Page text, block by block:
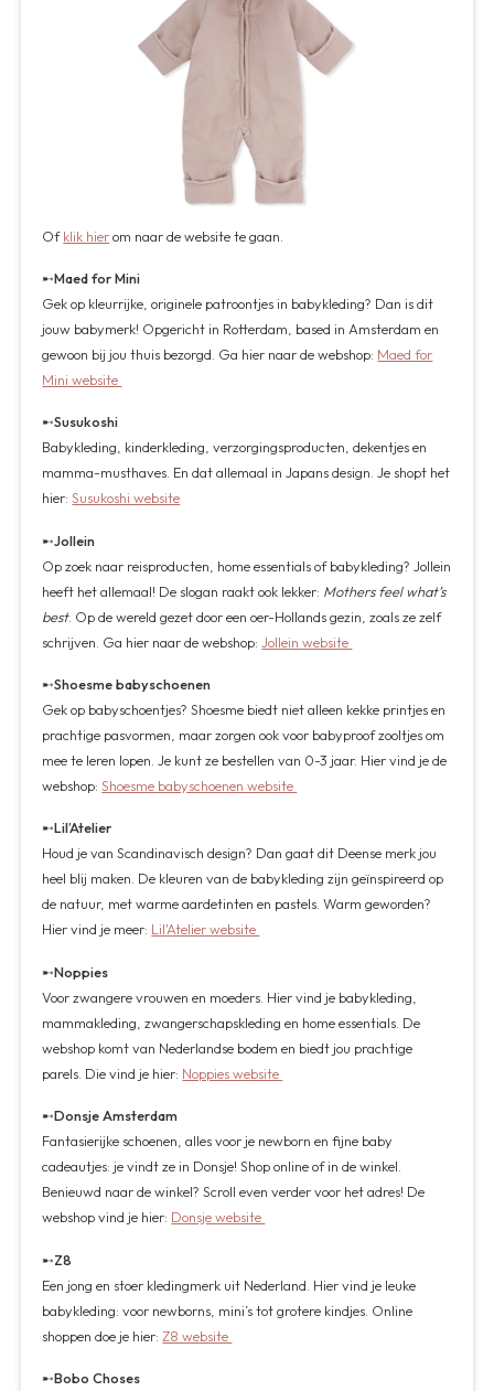
Ofklik hierom naar de website te gaan.
➸Maed for Mini
Gek op kleurrijke, originele patroontjes in babykleding? Dan is dit
jouw babymerk! Opgericht in Rotterdam, based in Amsterdam en
gewoon bij jou thuis bezorgd. Ga hier naar de webshop: Maed for
Mini website
➸Susukoshi
Babykleding, kinderkleding, verzorgingsproducten, dekentjes en
mamma-musthaves. En dat allemaal in Japans design. Je shopt het
hier:Susukoshi website
➸Jollein
Op zoek naar reisproducten, home essentials of babykleding? Jollein
heeft het allemaal! De slogan raakt ook lekker: Mothers feel what’s
best. Op de wereld gezet door een oer-Hollands gezin, zoals ze zelf
schrijven. Ga hier naar de webshop:Jollein website
➸Shoesme babyschoenen
Gek op babyschoentjes? Shoesme biedt niet alleen kekke printjes en
prachtige pasvormen, maar zorgen ook voor babyproof zooltjes om
mee te leren lopen. Je kunt ze bestellen van 0-3 jaar. Hier vind je de
webshop:Shoesme babyschoenen website
➸Lil’Atelier
Houd je van Scandinavisch design? Dan gaat dit Deense merk jou
heel blij maken. De kleuren van de babykleding zijn geïnspireerd op
de natuur, met warme aardetinten en pastels. Warm geworden?
Hier vind je meer: Lil'Atelier website
➸Noppies
Voor zwangere vrouwen en moeders. Hier vind je babykleding,
mammakleding, zwangerschapskleding en home essentials. De
webshop komt van Nederlandse bodem en biedt jou prachtige
parels. Die vind je hier: Noppies website
➸Donsje Amsterdam
Fantasierijke schoenen, alles voor je newborn en fijne baby
cadeautjes: je vindt ze in Donsje! Shop online of in de winkel.
Benieuwd naar de winkel? Scroll even verder voor het adres! De
webshop vind je hier: Donsje website
➸Z8
Een jong en stoer kledingmerk uit Nederland. Hier vind je leuke
babykleding: voor newborns, mini’s tot grotere kindjes. Online
shoppen doe je hier:Z8 website
➸Bobo Choses